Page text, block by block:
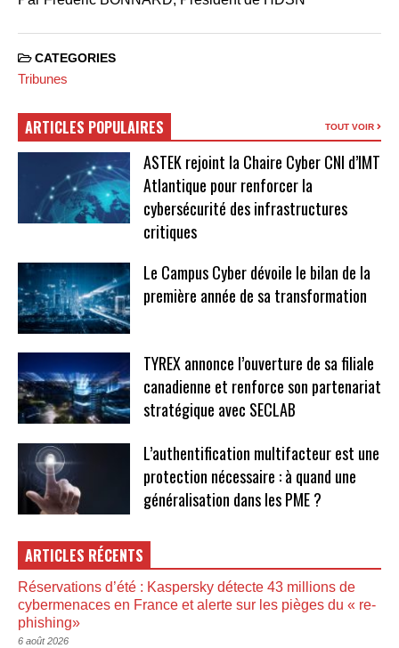
CATEGORIES
Tribunes
ARTICLES POPULAIRES TOUT VOIR
ASTEK rejoint la Chaire Cyber CNI d’IMT
Atlantique pour renforcer la
cybersécurité des infrastructures
critiques
Le Campus Cyber dévoile le bilan de la
première année de sa transformation
TYREX annonce l’ouverture de sa filiale
canadienne et renforce son partenariat
stratégique avec SECLAB
L’authentification multifacteur est une
protection nécessaire : à quand une
généralisation dans les PME ?
ARTICLES RÉCENTS
Réservations d’été : Kaspersky détecte 43 millions de
cybermenaces en France et alerte sur les pièges du « re-
phishing»
6 août 2026